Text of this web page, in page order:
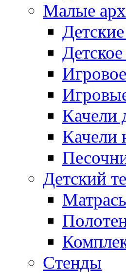
Малые
Качели
Качели
Детский
Стенды